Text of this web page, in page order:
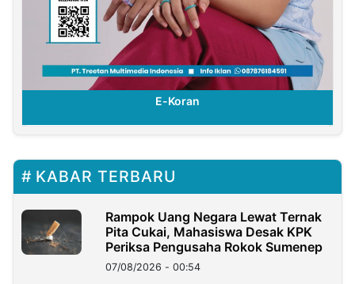
E-Koran
KABAR TERBARU
Rampok Uang Negara Lewat Ternak
Pita Cukai, Mahasiswa Desak KPK
Periksa Pengusaha Rokok Sumenep
07/08/2026 - 00:54